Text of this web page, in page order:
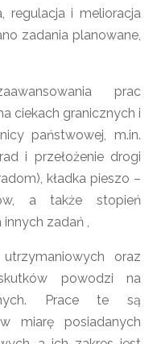
regulacja i melioracja
zadania planowane,
prac
ciekach granicznych i
państwowej, m.in.
i przełożenie drogi
kładka pieszo –
a także stopień
zadań ,
oraz
powodzi na
Prace te są
miarę posiadanych